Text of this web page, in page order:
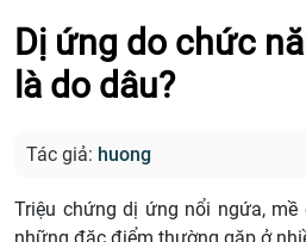
Dị ứng do chức
là do dâu?
Tác giả: huong
Triệu chứng dị ứng nổi ngứa,